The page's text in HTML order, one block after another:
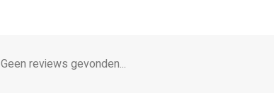
Geen reviews gevonden...